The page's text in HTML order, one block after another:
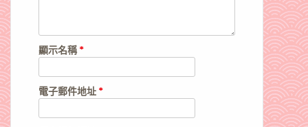
顯示名稱*
電子郵件地址 *